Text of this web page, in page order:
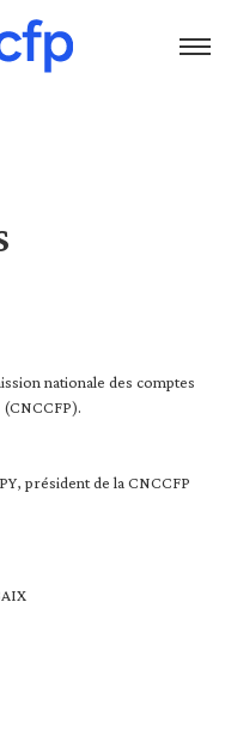
nationale des comptes
président de la CNCCFP